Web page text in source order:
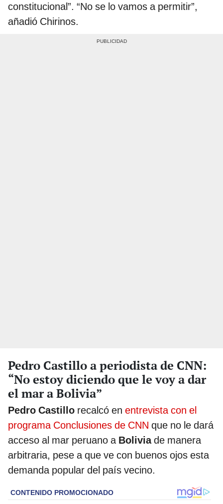
constitucional”. “No se lo vamos a permitir”,
añadió Chirinos.
Pedro Castillo a periodista de CNN:
“No estoy diciendo que le voy a dar
el mar a Bolivia”
Pedro Castillo recalcó en entrevista con el
programa Conclusiones de CNN que no le dará
acceso al mar peruano a Boliviade manera
arbitraria, pese a que ve con buenos ojos esta
demanda popular del país vecino.